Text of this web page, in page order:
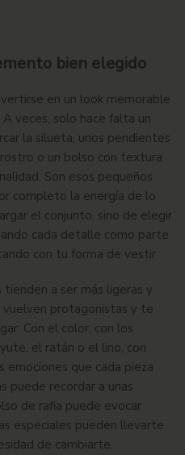
bien elegido
en un look memorable
veces, solo hace falta un
la silueta, unos pendientes
o un bolso con textura
Son esos pequeños
completo la energía de lo
el conjunto, sino de elegir
cada detalle como parte
con tu forma de vestir.
tienden a ser más ligeras y
vuelven protagonistas y te
Con el color, con los
el ratán o el lino, con
emociones que cada pieza
puede recordar a unas
de rafia puede evocar
especiales pueden llevarte
de cambiarte.